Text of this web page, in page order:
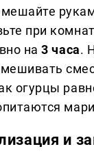
при
на3 часа.
огурцы
и